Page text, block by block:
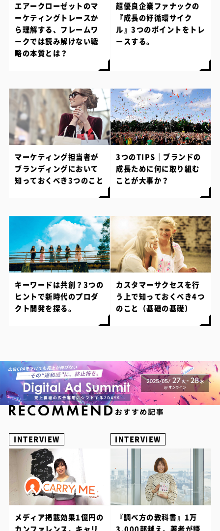
エアークローゼットのマ
ーケティングトレースか
ら理解する、フレームワ
ークでは読み解けない戦
略の本質とは？
超優良企業ファナックの
『成長の好循環サイク
ル』3つのポイントをトレ
ースする。
マーケティング担当者が
ブランディングにおいて
知っておくべき3つのこと
3つのTIPS｜ブランドの
成長ために何に取り組む
ことが大事か？
キーワードは共創？3つの
ヒントで新時代のプロダ
クト開発を探る。
カスタマーサクセスを行
う上で知っておくべき4つ
のこと（基礎の基礎）
INTERVIEW
メディア掲載効果1億円の
INTERVIEW
『調べ方の教科書』1万